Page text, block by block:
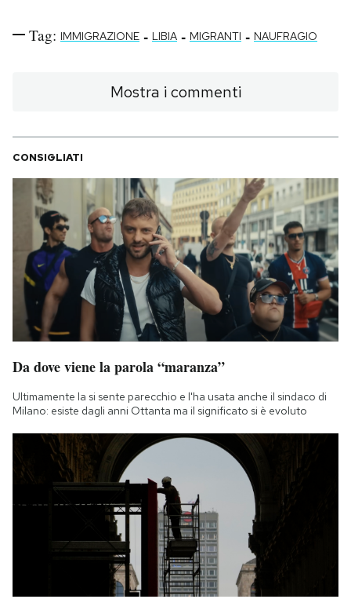
Tag: IMMIGRAZIONE - LIBIA - MIGRANTI - NAUFRAGIO
Mostra i commenti
CONSIGLIATI
Da dove viene la parola “maranza”
Ultimamente la si sente parecchio e l'ha usata anche il sindaco di
Milano: esiste dagli anni Ottanta ma il significato si è evoluto